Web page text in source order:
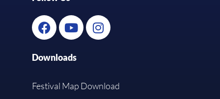
Downloads
Festival Map Download